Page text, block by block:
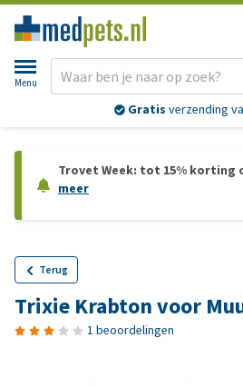
Menu
Gratis verzending
Trovet Week: tot 15% korting
meer
Terug
Trixie Krabton voor
1 beoordelingen